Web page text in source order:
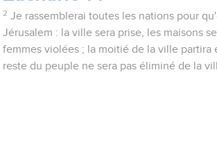
2 Je rassemblerai toutes les nations pour
Jérusalem : la ville sera prise, les maisons
femmes violées ; la moitié de la ville partira
reste du peuple ne sera pas éliminé de la